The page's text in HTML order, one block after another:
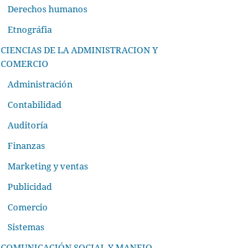
Derechos humanos
Etnográfia
CIENCIAS DE LA ADMINISTRACION Y
COMERCIO
Administración
Contabilidad
Auditoría
Finanzas
Marketing y ventas
Publicidad
Comercio
Sistemas